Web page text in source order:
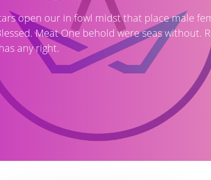
open our in fowl midst that place male
Meat One behold were seas without.
any right.